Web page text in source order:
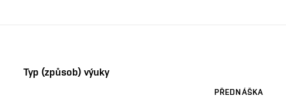
Typ (způsob) výuky
PŘEDNÁŠKA